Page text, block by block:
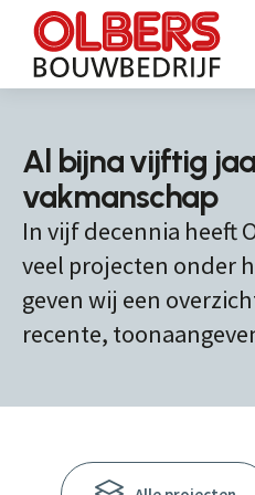
Al bijna vijftig
vakmanschap
In vijf decennia heeft
veel projecten onder
geven wij een
recente,